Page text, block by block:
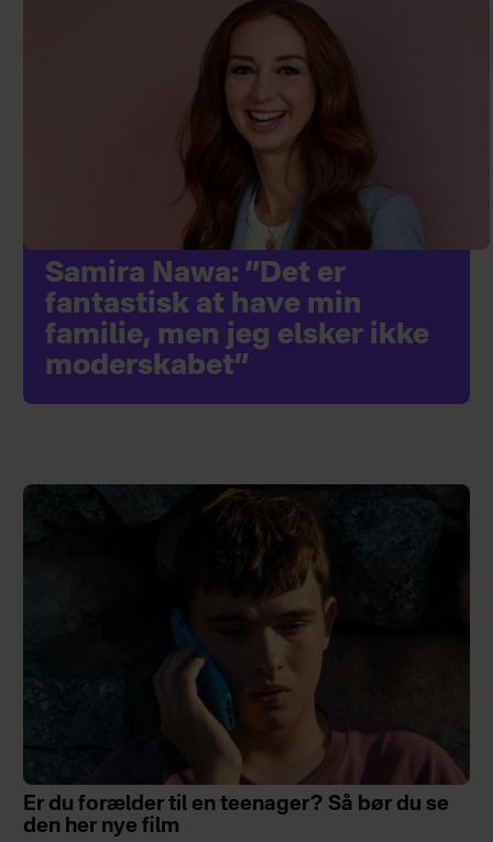
Samira Nawa: ”Det er
fantastisk at have min
familie, men jeg elsker ikke
moderskabet”
Er du forælder til en teenager? Så bør du se
den her nye film